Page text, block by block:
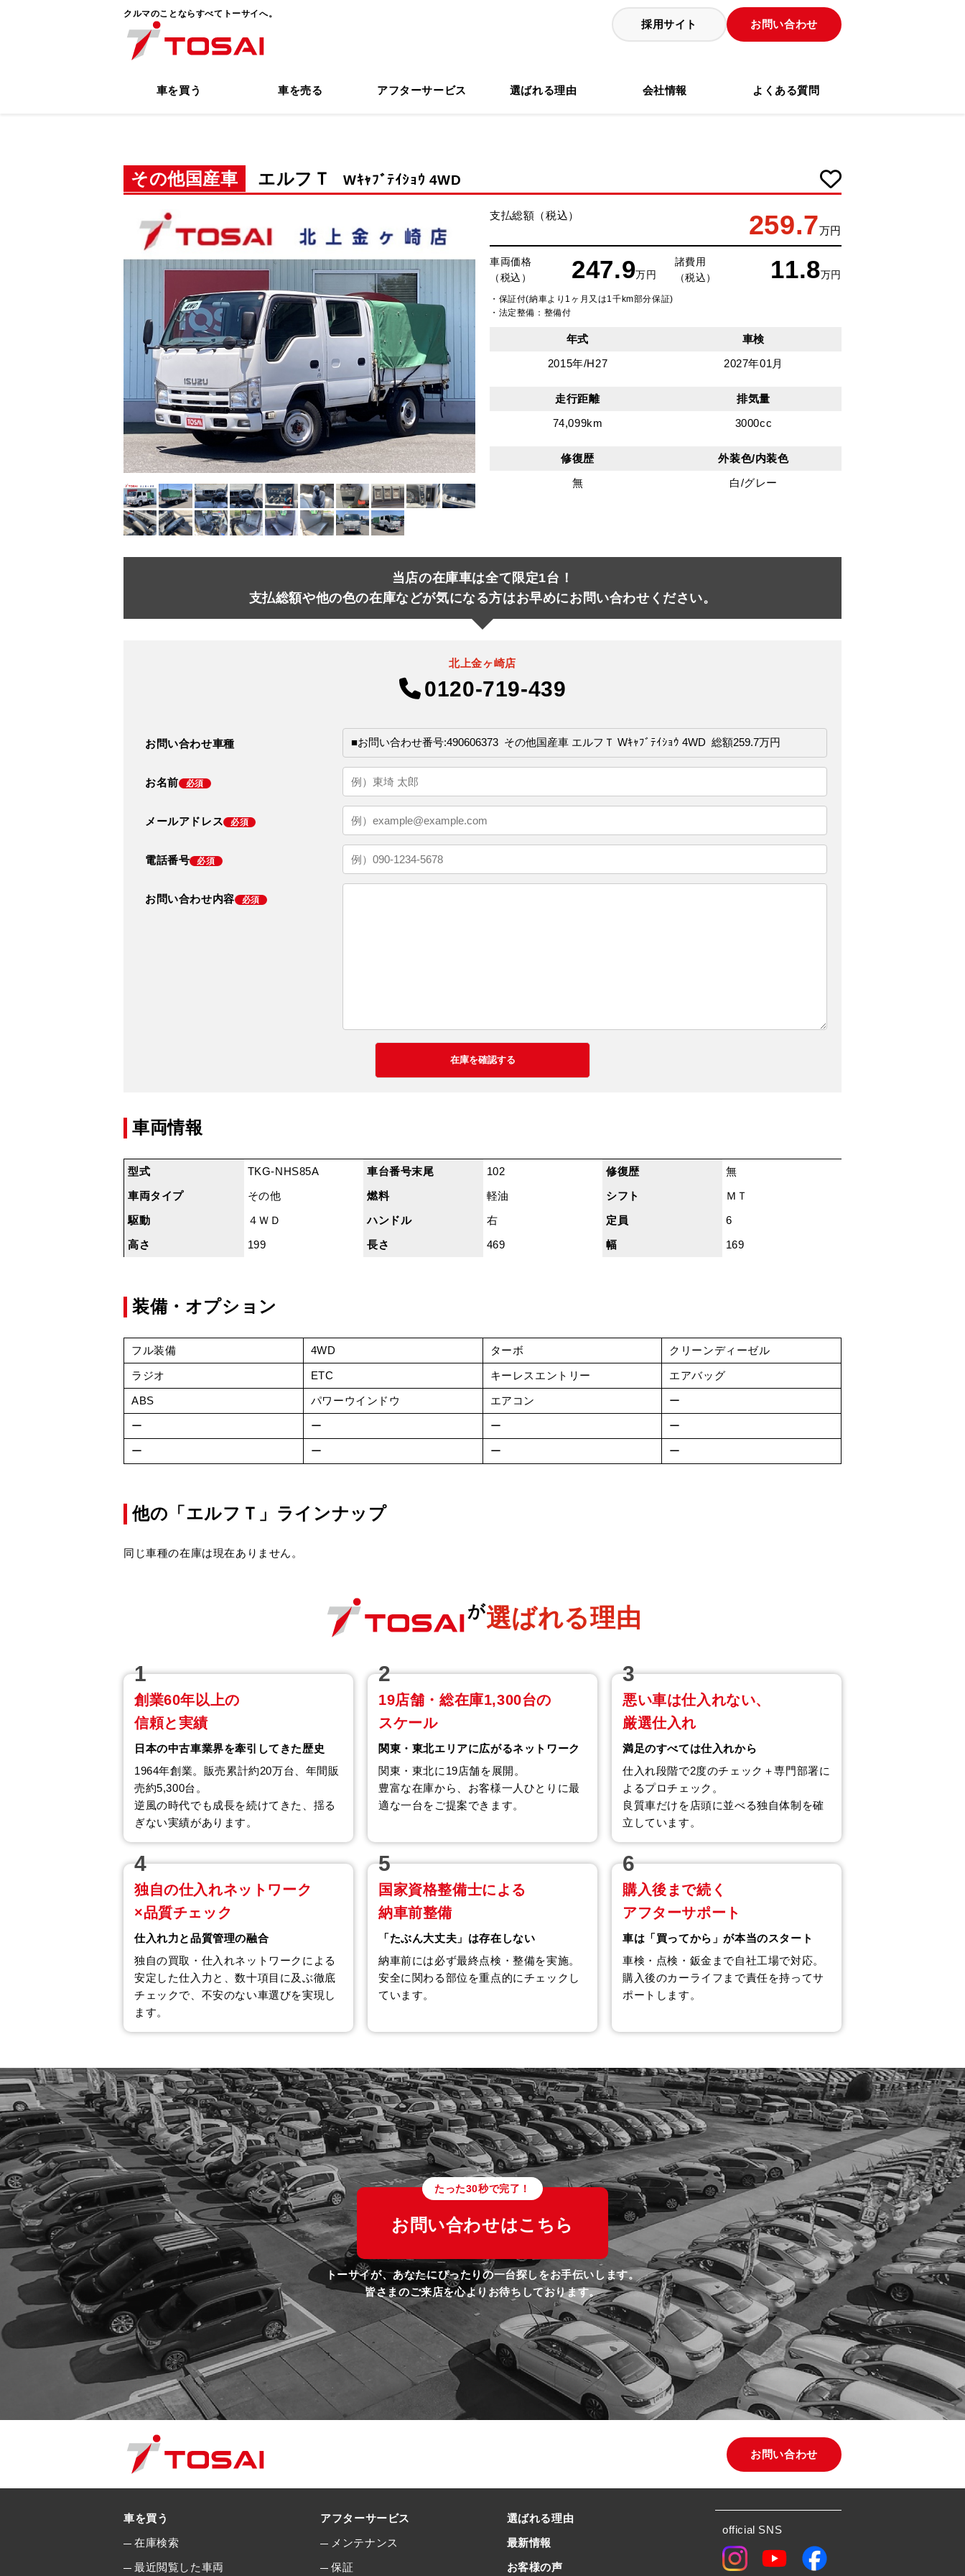
クルマのことならすべてトーサイへ。
採用サイト お問い合わせ
車を買う 車を売る アフターサービス 選ばれる理由 会社情報 よくある質問
その他国産車 エルフＴ Wｷｬﾌﾞﾃｲｼｮｳ 4WD
支払総額（税込） 259.7万円
車両価格
（税込）
247.9万円
諸費用
（税込）
11.8万円
・保証付(納車より1ヶ月又は1千km部分保証)
・法定整備：整備付
年式
車検
2015年/H27
2027年01月
走行距離
排気量
74,099km
3000cc
修復歴
外装色/内装色
無
白/グレー
当店の在庫車は全て限定1台！
支払総額や他の色の在庫などが気になる方はお早めにお問い合わせください。
北上金ヶ崎店
0120-719-439
お問い合わせ車種
お名前 必須
メールアドレス 必須
電話番号 必須
お問い合わせ内容 必須
車両情報
型式 TKG-NHS85A 車台番号末尾 102 修復歴
無
車両タイプ
その他 燃料 軽油 シフト
ＭＴ
駆動
４ＷＤ ハンドル 右 定員
6
高さ
199 長さ 469 幅 169
装備・オプション
フル装備 4WD ターボ クリーンディーゼル
ラジオ ETC キーレスエントリー エアバッグ
ABS パワーウインドウ エアコン ー
ー ー ー ー
ー ー ー ー
他の「エルフＴ」ラインナップ
同じ車種の在庫は現在ありません。
が選ばれる理由
1
創業60年以上の
信頼と実績
日本の中古車業界を牽引してきた歴史
1964年創業。販売累計約20万台、年間販
売約5,300台。
逆風の時代でも成長を続けてきた、揺る
ぎない実績があります。
2
19店舗・総在庫1,300台の
スケール
関東・東北エリアに広がるネットワーク
関東・東北に19店舗を展開。
豊富な在庫から、お客様一人ひとりに最
適な一台をご提案できます。
3
悪い車は仕入れない、
厳選仕入れ
満足のすべては仕入れから
仕入れ段階で2度のチェック＋専門部署に
よるプロチェック。
良質車だけを店頭に並べる独自体制を確
立しています。
4
独自の仕入れネットワーク
×品質チェック
仕入れ力と品質管理の融合
独自の買取・仕入れネットワークによる
安定した仕入力と、数十項目に及ぶ徹底
チェックで、不安のない車選びを実現し
ます。
5
国家資格整備士による
納車前整備
「たぶん大丈夫」は存在しない
納車前には必ず最終点検・整備を実施。
安全に関わる部位を重点的にチェックし
ています。
6
購入後まで続く
アフターサポート
車は「買ってから」が本当のスタート
車検・点検・鈑金まで自社工場で対応。
購入後のカーライフまで責任を持ってサ
ポートします。
たった30秒で完了！
お問い合わせはこちら
トーサイが、あなたにぴったりの一台探しをお手伝いします。
皆さまのご来店を心よりお待ちしております。
お問い合わせ
車を買う
在庫検索
最近閲覧した車両
アフターサービス
メンテナンス
保証
選ばれる理由
最新情報
お客様の声
official SNS